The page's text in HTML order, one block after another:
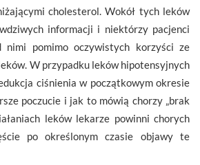
cholesterol. Wokół tych leków
informacji i niektórzy pacjenci
nimi pomimo oczywistych korzyści ze
W przypadku leków hipotensyjnych
ciśnienia w początkowym okresie
poczucie i jak to mówią chorzy „brak
leków lekarze powinni chorych
po określonym czasie objawy te